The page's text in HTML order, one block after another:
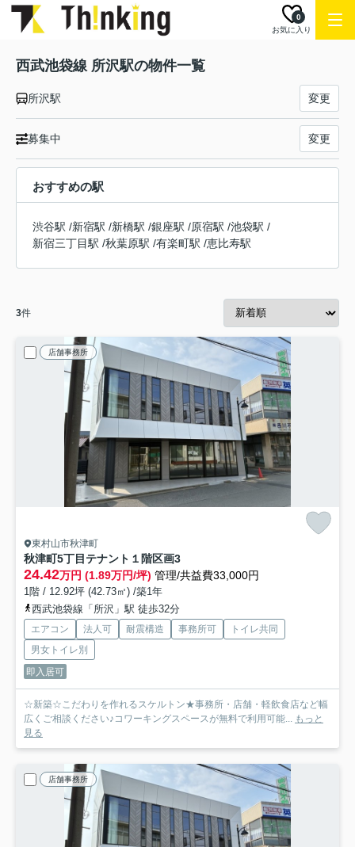
お気に入り
0
西武池袋線 所沢駅の物件一覧
所沢駅 変更
募集中 変更
おすすめの駅
渋谷駅 /新宿駅 /新橋駅 /銀座駅 /原宿駅 /池袋駅 /
新宿三丁目駅 /秋葉原駅 /有楽町駅 /恵比寿駅
3件
店舗事務所
東村山市秋津町
秋津町5丁目テナント １階区画3
24.42万円 (1.89万円/坪) 管理/共益費33,000円
1階 / 12.92坪 (42.73㎡) /築1年
西武池袋線「所沢」駅 徒歩32分
エアコン 法人可 耐震構造 事務所可
トイレ共同
男女トイレ別
即入居可
☆新築☆こだわりを作れるスケルトン★事務所・店舗・軽飲食店など幅
広くご相談ください♪コワーキングスペースが無料で利用可能... もっと
見る
店舗事務所